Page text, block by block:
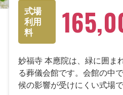
式場
利用
料
妙福寺 本應院は、緑に囲ま
る葬儀会館です。会館の中
候の影響が受けにくい式場で